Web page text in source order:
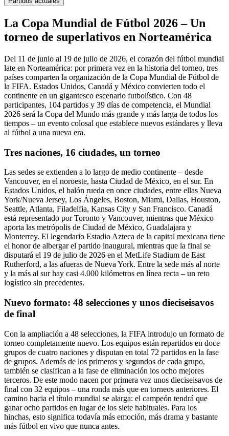
La Copa Mundial de Fútbol 2026 – Un
torneo de superlativos en Norteamérica
Del 11 de junio al 19 de julio de 2026, el corazón del fútbol mundial
late en Norteamérica: por primera vez en la historia del torneo, tres
países comparten la organización de la Copa Mundial de Fútbol de
la FIFA. Estados Unidos, Canadá y México convierten todo el
continente en un gigantesco escenario futbolístico. Con 48
participantes, 104 partidos y 39 días de competencia, el Mundial
2026 será la Copa del Mundo más grande y más larga de todos los
tiempos – un evento colosal que establece nuevos estándares y lleva
al fútbol a una nueva era.
Tres naciones, 16 ciudades, un torneo
Las sedes se extienden a lo largo de medio continente – desde
Vancouver, en el noroeste, hasta Ciudad de México, en el sur. En
Estados Unidos, el balón rueda en once ciudades, entre ellas Nueva
York/Nueva Jersey, Los Ángeles, Boston, Miami, Dallas, Houston,
Seattle, Atlanta, Filadelfia, Kansas City y San Francisco. Canadá
está representado por Toronto y Vancouver, mientras que México
aporta las metrópolis de Ciudad de México, Guadalajara y
Monterrey. El legendario Estadio Azteca de la capital mexicana tiene
el honor de albergar el partido inaugural, mientras que la final se
disputará el 19 de julio de 2026 en el MetLife Stadium de East
Rutherford, a las afueras de Nueva York. Entre la sede más al norte
y la más al sur hay casi 4.000 kilómetros en línea recta – un reto
logístico sin precedentes.
Nuevo formato: 48 selecciones y unos dieciseisavos
de final
Con la ampliación a 48 selecciones, la FIFA introdujo un formato de
torneo completamente nuevo. Los equipos están repartidos en doce
grupos de cuatro naciones y disputan en total 72 partidos en la fase
de grupos. Además de los primeros y segundos de cada grupo,
también se clasifican a la fase de eliminación los ocho mejores
terceros. De este modo nacen por primera vez unos dieciseisavos de
final con 32 equipos – una ronda más que en torneos anteriores. El
camino hacia el título mundial se alarga: el campeón tendrá que
ganar ocho partidos en lugar de los siete habituales. Para los
hinchas, esto significa todavía más emoción, más drama y bastante
más fútbol en vivo que nunca antes.